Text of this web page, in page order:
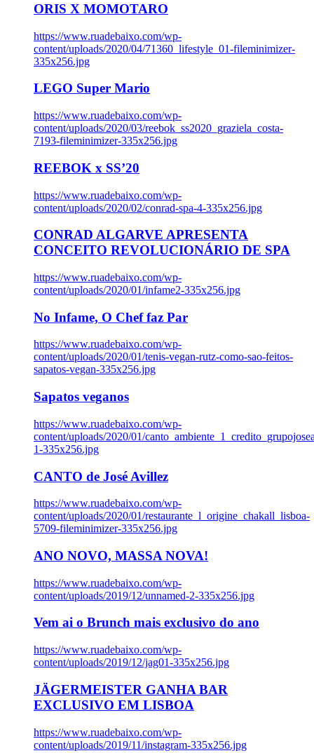
ORIS X MOMOTARO
https://www.ruadebaixo.com/wp-
content/uploads/2020/04/71360_lifestyle_01-fileminimizer-
335x256.jpg
LEGO Super Mario
https://www.ruadebaixo.com/wp-
content/uploads/2020/03/reebok_ss2020_graziela_costa-
7193-fileminimizer-335x256.jpg
REEBOK x SS’20
https://www.ruadebaixo.com/wp-
content/uploads/2020/02/conrad-spa-4-335x256.jpg
CONRAD ALGARVE APRESENTA
CONCEITO REVOLUCIONÁRIO DE SPA
https://www.ruadebaixo.com/wp-
content/uploads/2020/01/infame2-335x256.jpg
No Infame, O Chef faz Par
https://www.ruadebaixo.com/wp-
content/uploads/2020/01/tenis-vegan-rutz-como-sao-feitos-
sapatos-vegan-335x256.jpg
Sapatos veganos
https://www.ruadebaixo.com/wp-
content/uploads/2020/01/
1-335x256.jpg
CANTO de José Avillez
https://www.ruadebaixo.com/wp-
content/uploads/2020/01/restaurante_l_origine_chakall_lisboa-
5709-fileminimizer-335x256.jpg
ANO NOVO, MASSA NOVA!
https://www.ruadebaixo.com/wp-
content/uploads/2019/12/unnamed-2-335x256.jpg
Vem ai o Brunch mais exclusivo do ano
https://www.ruadebaixo.com/wp-
content/uploads/2019/12/jag01-335x256.jpg
JÄGERMEISTER GANHA BAR
EXCLUSIVO EM LISBOA
https://www.ruadebaixo.com/wp-
content/uploads/2019/11/instagram-335x256.jpg